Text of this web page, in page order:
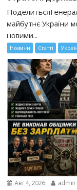
майбутнє України
новими...
Новини Статті
Авг 4, 2026 admin